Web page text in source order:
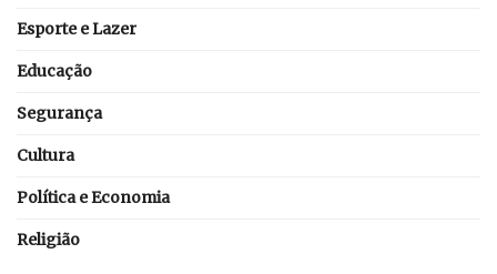
Esporte e Lazer
Educação
Segurança
Cultura
Política e Economia
Religião